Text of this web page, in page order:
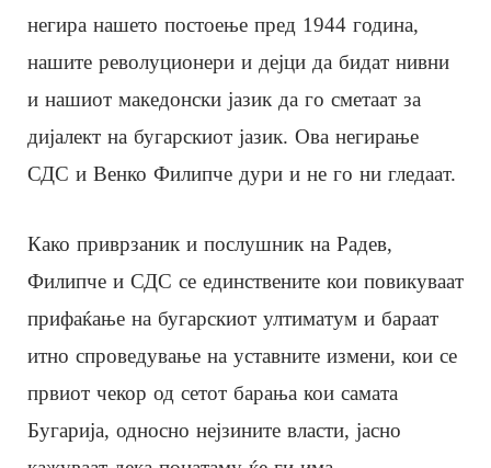
негира нашето постоење пред 1944 година,
нашите револуционери и дејци да бидат нивни
и нашиот македонски јазик да го сметаат за
дијалект на бугарскиот јазик. Ова негирање
СДС и Венко Филипче дури и не го ни гледаат.
Како приврзаник и послушник на Радев,
Филипче и СДС се единствените кои повикуваат
прифаќање на бугарскиот ултиматум и бараат
итно спроведување на уставните измени, кои се
првиот чекор од сетот барања кои самата
Бугарија, односно нејзините власти, јасно